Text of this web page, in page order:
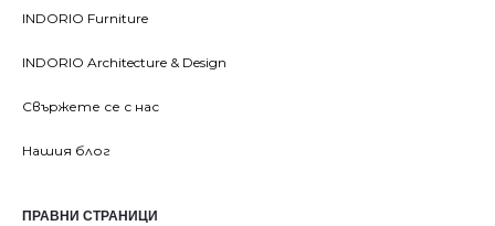
INDORIO Furniture
INDORIO Architecture & Design
Свържете се с нас
Нашия блог
ПРАВНИ СТРАНИЦИ